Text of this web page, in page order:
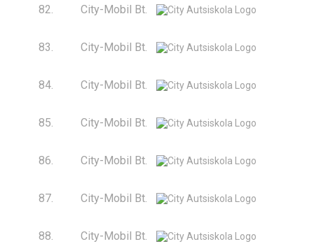
82. City-Mobil Bt.
83. City-Mobil Bt.
84. City-Mobil Bt.
85. City-Mobil Bt.
86. City-Mobil Bt.
87. City-Mobil Bt.
88. City-Mobil Bt.